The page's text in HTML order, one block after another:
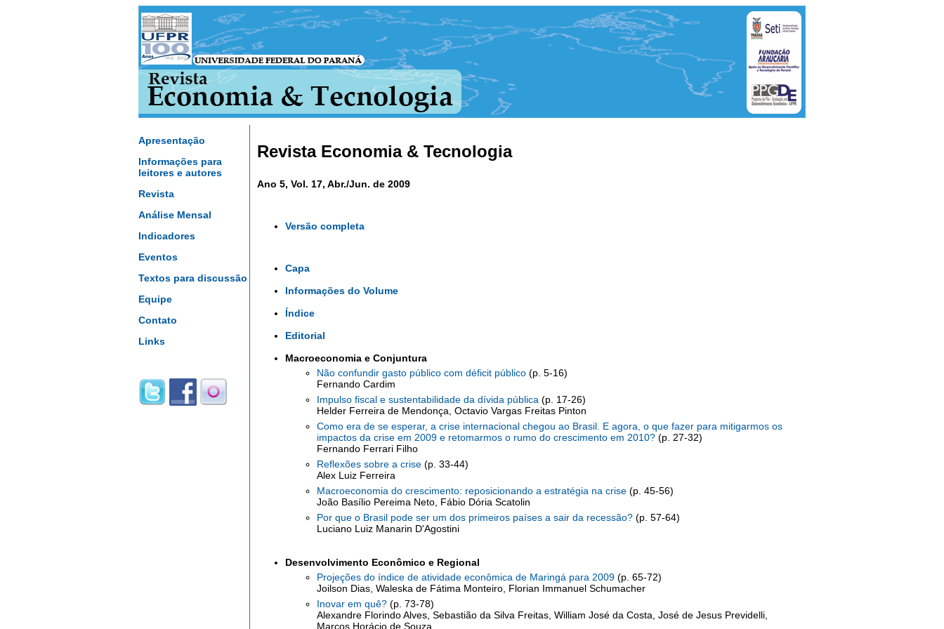
Apresentação
Informações para
leitores e autores
Revista
Análise Mensal
Indicadores
Eventos
Textos para discussão
Equipe
Contato
Links
Revista Economia & Tecnologia
Ano 5, Vol. 17, Abr./Jun. de 2009
Versão completa
Capa
Informações do Volume
Índice
Editorial
Macroeconomia e Conjuntura
Não confundir gasto público com déficit público (p. 5-16)
Fernando Cardim
Impulso fiscal e sustentabilidade da dívida pública (p. 17-26)
Helder Ferreira de Mendonça, Octavio Vargas Freitas Pinton
Como era de se esperar, a crise internacional chegou ao Brasil. E agora, o que fazer para mitigarmos os
impactos da crise em 2009 e retomarmos o rumo do crescimento em 2010? (p. 27-32)
Fernando Ferrari Filho
Reflexões sobre a crise (p. 33-44)
Alex Luiz Ferreira
Macroeconomia do crescimento: reposicionando a estratégia na crise (p. 45-56)
João Basílio Pereima Neto, Fábio Dória Scatolin
Por que o Brasil pode ser um dos primeiros países a sair da recessão? (p. 57-64)
Luciano Luiz Manarin D'Agostini
Desenvolvimento Econômico e Regional
Projeções do índice de atividade econômica de Maringá para 2009 (p. 65-72)
Joilson Dias, Waleska de Fátima Monteiro, Florian Immanuel Schumacher
Inovar em quê? (p. 73-78)
Alexandre Florindo Alves, Sebastião da Silva Freitas, William José da Costa, José de Jesus Previdelli,
Marcos Horácio de Souza